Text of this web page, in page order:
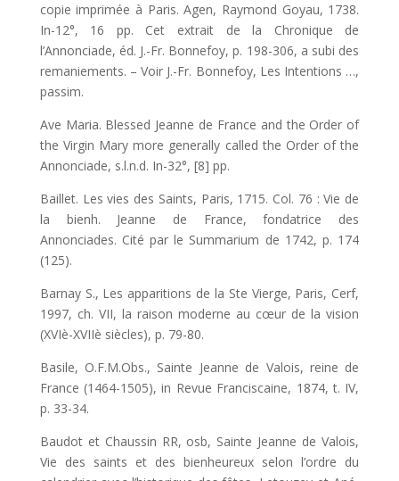
copie imprimée à Paris. Agen, Raymond Goyau, 1738.
In-12°, 16 pp. Cet extrait de la Chronique de
l’Annonciade, éd. J.-Fr. Bonnefoy, p. 198-306, a subi des
remaniements. – Voir J.-Fr. Bonnefoy, Les Intentions …,
passim.
Ave Maria. Blessed Jeanne de France and the Order of
the Virgin Mary more generally called the Order of the
Annonciade, s.l.n.d. In-32°, [8] pp.
Baillet. Les vies des Saints, Paris, 1715. Col. 76 : Vie de
la bienh. Jeanne de France, fondatrice des
Annonciades. Cité par le Summarium de 1742, p. 174
(125).
Barnay S., Les apparitions de la Ste Vierge, Paris, Cerf,
1997, ch. VII, la raison moderne au cœur de la vision
(XVIè-XVIIè siècles), p. 79-80.
Basile, O.F.M.Obs., Sainte Jeanne de Valois, reine de
France (1464-1505), in Revue Franciscaine, 1874, t. IV,
p. 33-34.
Baudot et Chaussin RR, osb, Sainte Jeanne de Valois,
Vie des saints et des bienheureux selon l’ordre du